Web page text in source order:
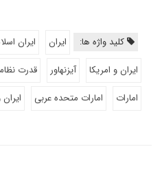
کلید واژه ها: ایران ایران
ایران و امریکا
آیزنهاور قدرت
امارات
امارات متحده عربی